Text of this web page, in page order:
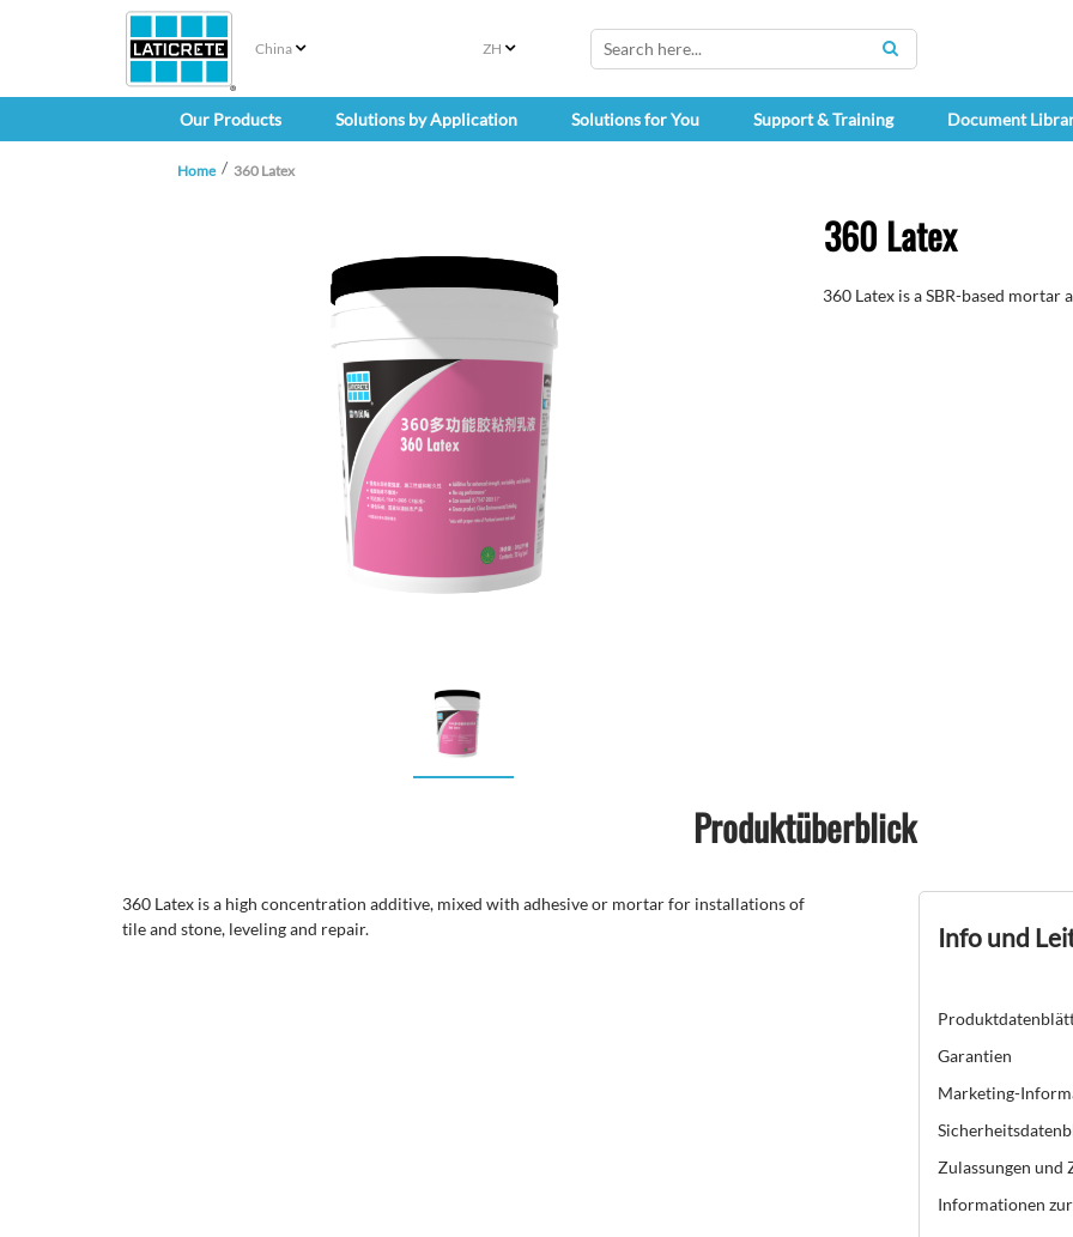
China ZH
SEARCH
Our Products Solutions by Application Solutions for You Support & Training Document
Home 360 Latex
360 Latex
360 Latex is a SBR-based mortar
Produktüberblick
360 Latex is a high concentration additive, mixed with adhesive or mortar for installations of
tile and stone, leveling and repair.
Info und
Garantien
Marketing-
Zulassungen und
Informationen